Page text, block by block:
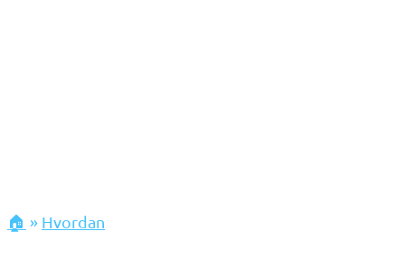
🏠 » Hvordan